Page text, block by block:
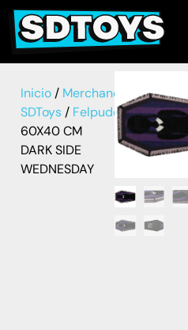
Inicio / Merchandise
SDToys / Felpudos/
60X40 CM
DARK SIDE
WEDNESDAY